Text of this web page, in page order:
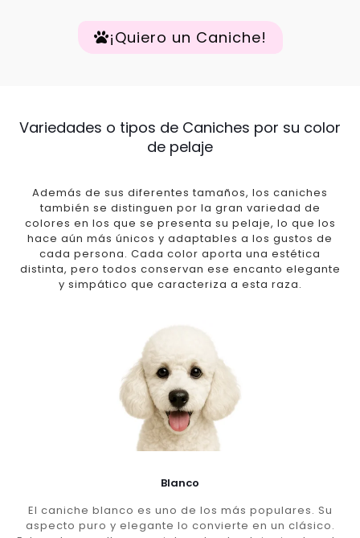
¡Quiero un Caniche!
Variedades o tipos de Caniches por su color
de pelaje
Además de sus diferentes tamaños, los caniches
también se distinguen por la gran variedad de
colores en los que se presenta su pelaje, lo que los
hace aún más únicos y adaptables a los gustos de
cada persona. Cada color aporta una estética
distinta, pero todos conservan ese encanto elegante
y simpático que caracteriza a esta raza.
Blanco
El caniche blanco es uno de los más populares. Su
aspecto puro y elegante lo convierte en un clásico.